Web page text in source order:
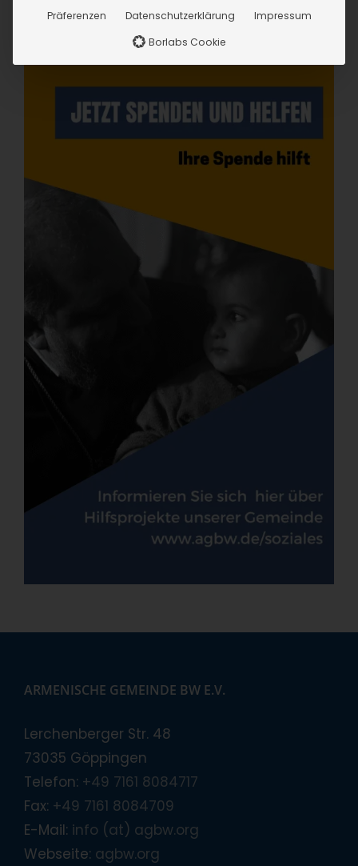
ARMENISCHE GEMEINDE BW E.V.
Lerchenberger Str. 48
73035 Göppingen
Telefon: +49 7161 8084717
Fax: +49 7161 8084709
E-Mail: info (at) agbw.org
Webseite: agbw.org
Präferenzen Datenschutzerklärung
Impressum
Borlabs Cookie